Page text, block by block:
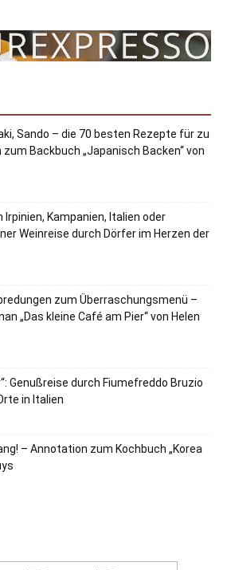
Sando – die 70 besten Rezepte für zu
Backbuch „Japanisch Backen“ von
Irpinien, Kampanien, Italien oder
Weinreise durch Dörfer im Herzen der
zum Überraschungsmenü –
„Das kleine Café am Pier“ von Helen
Genußreise durch Fiumefreddo Bruzio
in Italien
– Annotation zum Kochbuch „Korea